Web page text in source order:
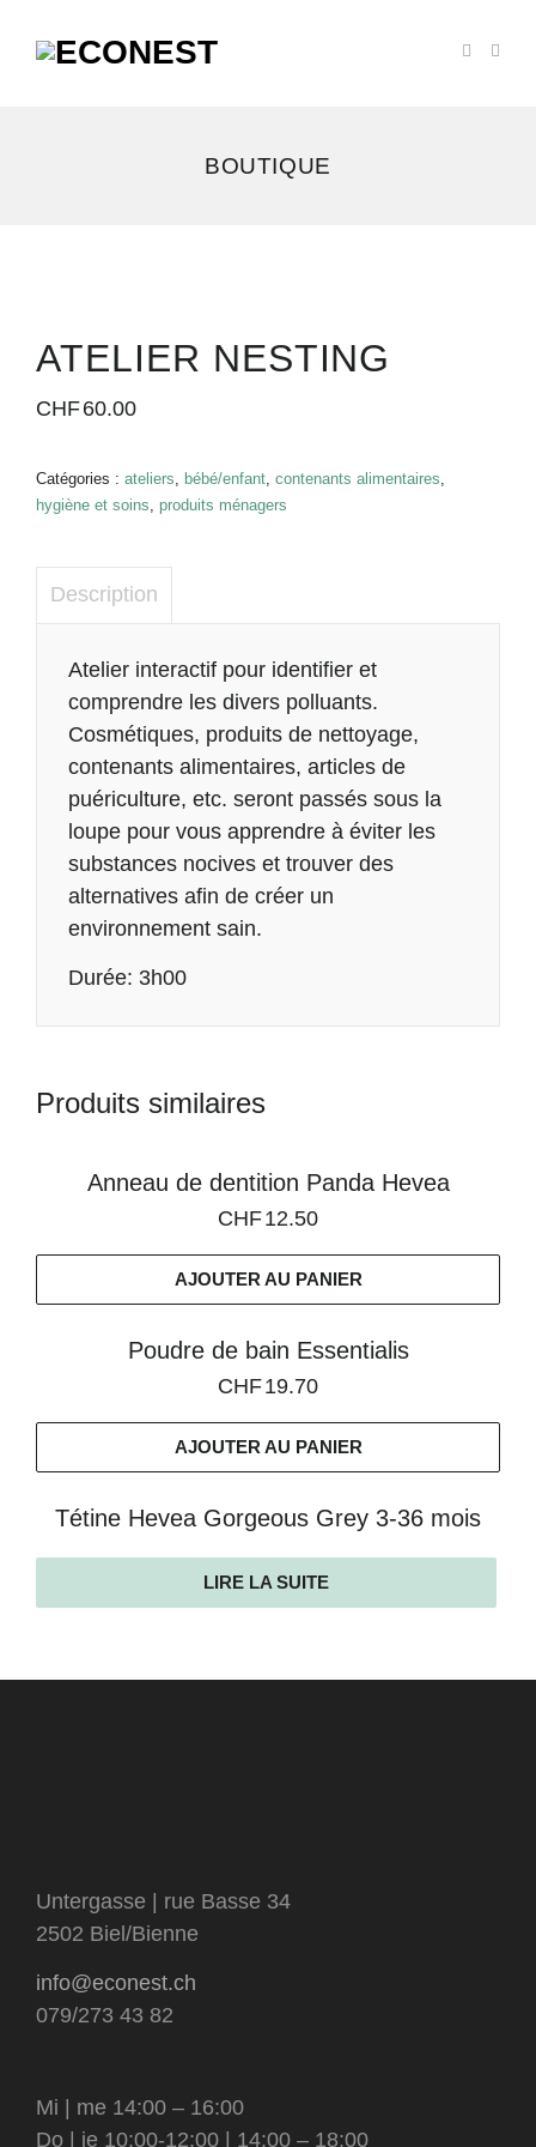
BOUTIQUE
ATELIER NESTING
CHF60.00
Catégories : ateliers bébé/enfant contenants alimentaires
hygiène et soins produits ménagers
Description
Description
Atelier interactif pour identifier et
comprendre les divers polluants.
Cosmétiques, produits de nettoyage,
contenants alimentaires, articles de
puériculture, etc. seront passés sous la
loupe pour vous apprendre à éviter les
substances nocives et trouver des
alternatives afin de créer un
environnement sain.
Durée: 3h00
Produits similaires
Anneau de dentition Panda Hevea
CHF12.50
AJOUTER AU PANIER
Poudre de bain Essentialis
CHF19.70
AJOUTER AU PANIER
Tétine Hevea Gorgeous Grey 3-36 mois
LIRE LA SUITE
Untergasse | rue Basse 34
2502 Biel/Bienne
info@econest.ch
079/273 43 82
Mi | me 14:00 – 16:00
Do | je 10:00-12:00 | 14:00 – 18:00